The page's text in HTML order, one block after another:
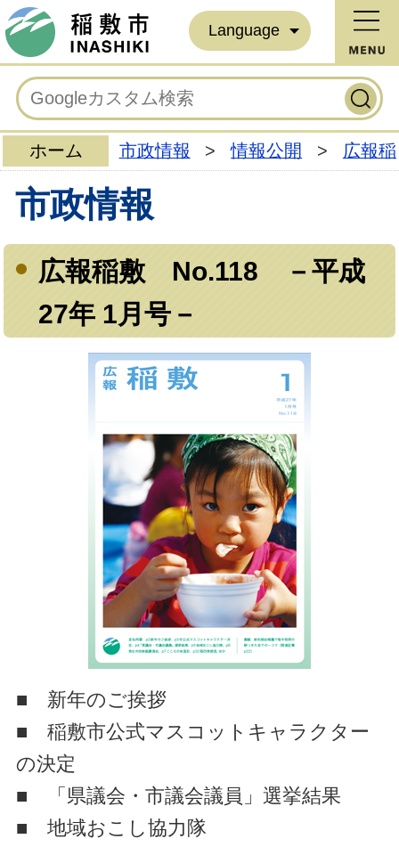
Language
ホーム 市政情報 > 情報公開 > 広報
市政情報
広報稲敷 No.118 －平成
27年 1月号－
■ 新年のご挨拶
■ 稲敷市公式マスコットキャラクター
の決定
■ 「県議会・市議会議員」選挙結果
■ 地域おこし協力隊